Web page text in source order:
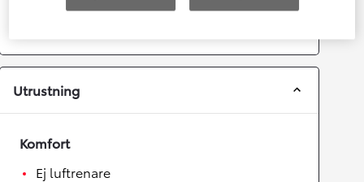
Framhjulsdrift
Utrustning
Komfort
Ej luftrenare